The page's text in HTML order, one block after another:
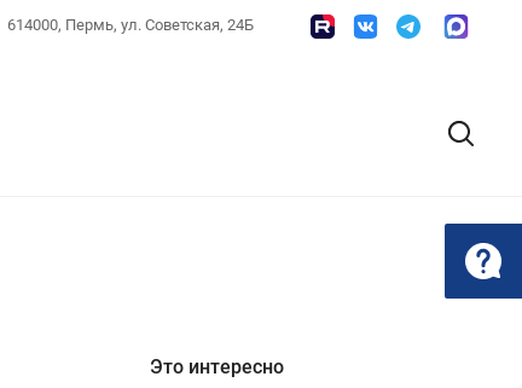
614000, Пермь, ул. Советская, 24Б
Это интересно